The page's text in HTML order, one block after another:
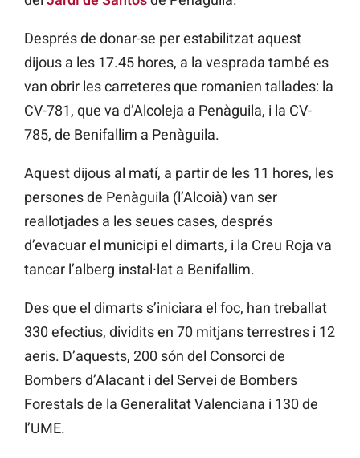
Després de donar-se per estabilitzat aquest
dijous a les 17.45 hores, a la vesprada també es
van obrir les carreteres que romanien tallades: la
CV-781, que va d’Alcoleja a Penàguila, i la CV-
785, de Benifallim a Penàguila.
Aquest dijous al matí, a partir de les 11 hores, les
persones de Penàguila (l’Alcoià) van ser
reallotjades a les seues cases, després
d’evacuar el municipi el dimarts, i la Creu Roja va
tancar l’alberg instal·lat a Benifallim.
Des que el dimarts s’iniciara el foc, han treballat
330 efectius, dividits en 70 mitjans terrestres i 12
aeris. D’aquests, 200 són del Consorci de
Bombers d’Alacant i del Servei de Bombers
Forestals de la Generalitat Valenciana i 130 de
l’UME.